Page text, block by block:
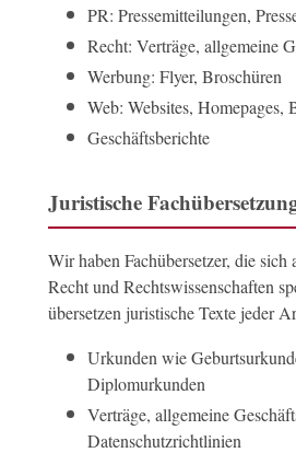
PR: Pressemitteilungen,
Recht: Verträge, allgemeine
Werbung: Flyer, Broschüren
Web: Websites, Homepages,
Geschäftsberichte
Juristische
Wir haben Fachübersetzer, die sich
Recht und Rechtswissenschaften
übersetzen juristische Texte jeder
Urkunden wie
Diplomurkunden
Verträge, allgemeine
Datenschutzrichtlinien